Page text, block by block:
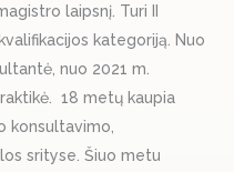
laipsnį. Turi II
kategoriją. Nuo
nuo 2021 m.
18 metų kaupia
konsultavimo,
srityse. Šiuo metu